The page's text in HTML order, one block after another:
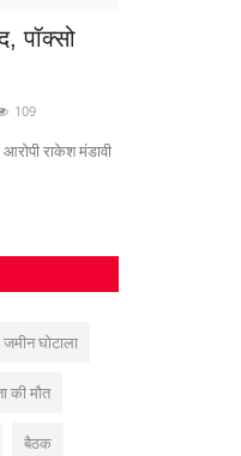
पॉक्सो
109
राकेश मंडावी
जमीन घोटाला
की मौत
बैठक